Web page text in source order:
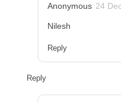
Anonymous 24
Nilesh
Reply
Reply